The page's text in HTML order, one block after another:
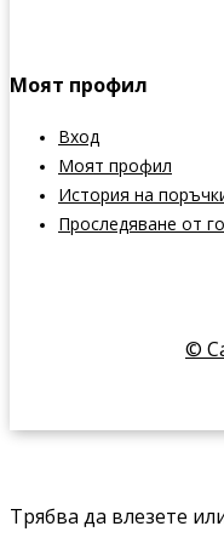
Моят профил
Вход
Моят профил
История на
Проследяване от
©
Трябва да влезете